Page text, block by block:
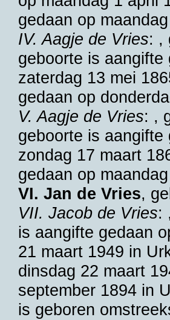
gedaan op
IV. Aagje de Vries: ,
geboorte is aangifte
zaterdag 13 mei
gedaan op
V. Aagje de Vries: ,
geboorte is
zondag 17 maart
gedaan op
VI. Jan de Vries,
VII. Jacob de Vries:
is aangifte gedaan
21 maart 1949 in
dinsdag 22 maart
september 1894 in
is geboren